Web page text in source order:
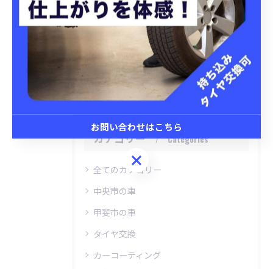
関連タグ
#昭和町
#撥水
#セラミックコーティング
カテゴリー Categories
全てのカテゴリー
中央市の車
甲斐市の車
タイヤ交換
カーコーティング
お問い合わせはこちら
お問い合わせはこちら